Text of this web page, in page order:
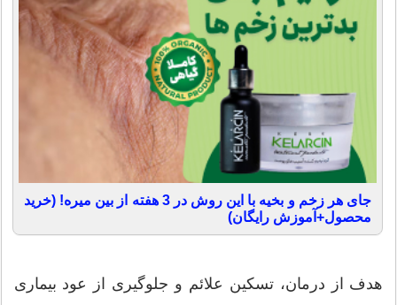
جای هر زخم و بخیه با این روش در 3 هفته از بین میره! (خرید
محصول+آموزش رایگان)
هدف از درمان، تسکین علائم و جلوگیری از عود بیماری